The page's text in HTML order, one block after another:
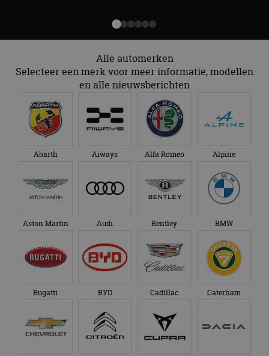
Alle automerken
Selecteer een merk voor meer informatie, modellen
en alle nieuwsberichten
Abarth Aiways Alfa Romeo Alpine
Aston Martin Audi Bentley BMW
Bugatti BYD Cadillac Caterham